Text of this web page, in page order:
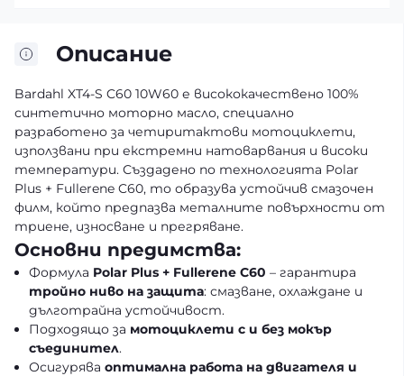
Описание
Bardahl XT4-S C60 10W60 е висококачествено 100%
синтетично моторно масло, специално
разработено за четиритактови мотоциклети,
използвани при екстремни натоварвания и високи
температури. Създадено по технологията Polar
Plus + Fullerene C60, то образува устойчив смазочен
филм, който предпазва металните повърхности от
триене, износване и прегряване.
Основни предимства:
Формула Polar Plus + Fullerene C60 – гарантира
тройно ниво на защита: смазване, охлаждане и
дълготрайна устойчивост.
Подходящо за мотоциклети с и без мокър
съединител.
Осигурява оптимална работа на двигателя и